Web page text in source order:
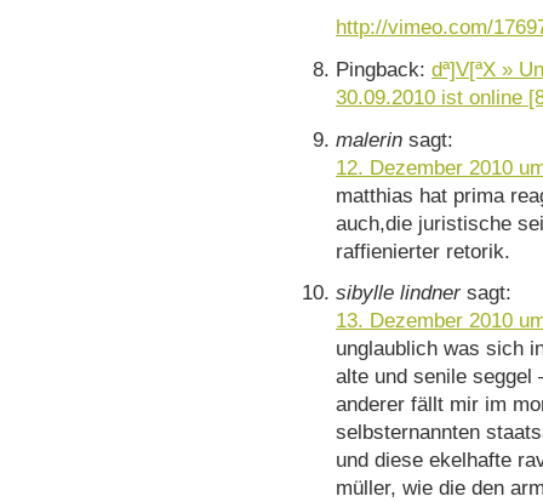
http://vimeo.com/
Pingback:dª]V[ªX »
30.09.2010 ist online
malerin sagt:
12. Dezember 2010
matthias hat prima
auch,die juristische
raffienierter retorik.
sibylle lindner sagt:
13. Dezember 2010
unglaublich was sich
alte und senile seggel
anderer fällt mir im
selbsternannten
und diese ekelhafte
müller, wie die den